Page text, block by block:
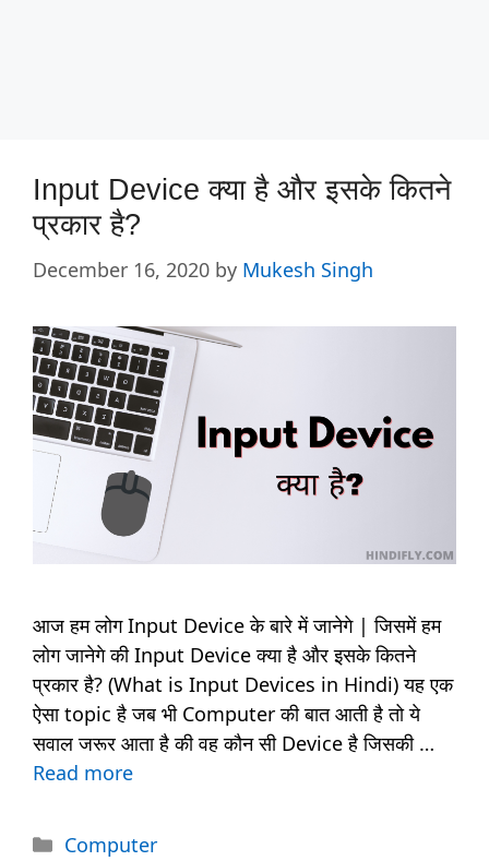
Input Device क्या है और इसके कितने
प्रकार है?
December 16, 2020 by Mukesh Singh
आज हम लोग Input Device के बारे में जानेगे | जिसमें हम
लोग जानेगे की Input Device क्या है और इसके कितने
प्रकार है? (What is Input Devices in Hindi) यह एक
ऐसा topic है जब भी Computer की बात आती है तो ये
सवाल जरूर आता है की वह कौन सी Device है जिसकी …
Read more
Categories
Computer